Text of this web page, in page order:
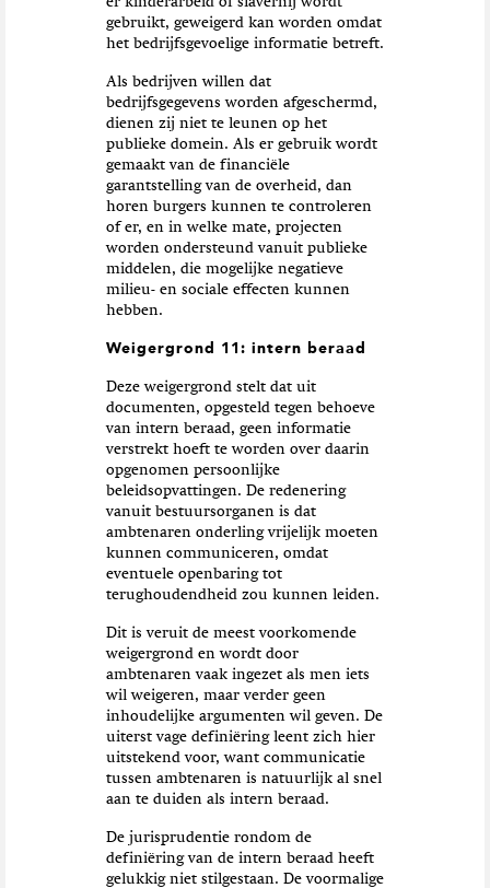
gebruikt, geweigerd kan worden omdat
het bedrijfsgevoelige informatie betreft.
Als bedrijven willen dat
bedrijfsgegevens worden afgeschermd,
dienen zij niet te leunen op het
publieke domein. Als er gebruik wordt
gemaakt van de financiële
garantstelling van de overheid, dan
horen burgers kunnen te controleren
of er, en in welke mate, projecten
worden ondersteund vanuit publieke
middelen, die mogelijke negatieve
milieu- en sociale effecten kunnen
hebben.
Weigergrond 11: intern beraad
Deze weigergrond stelt dat uit
documenten, opgesteld tegen behoeve
van intern beraad, geen informatie
verstrekt hoeft te worden over daarin
opgenomen persoonlijke
beleidsopvattingen. De redenering
vanuit bestuursorganen is dat
ambtenaren onderling vrijelijk moeten
kunnen communiceren, omdat
eventuele openbaring tot
terughoudendheid zou kunnen leiden.
Dit is veruit de meest voorkomende
weigergrond en wordt door
ambtenaren vaak ingezet als men iets
wil weigeren, maar verder geen
inhoudelijke argumenten wil geven. De
uiterst vage definiëring leent zich hier
uitstekend voor, want communicatie
tussen ambtenaren is natuurlijk al snel
aan te duiden als intern beraad.
De jurisprudentie rondom de
definiëring van de intern beraad heeft
gelukkig niet stilgestaan. De voormalige